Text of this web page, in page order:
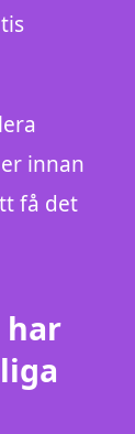
innan
få det
har